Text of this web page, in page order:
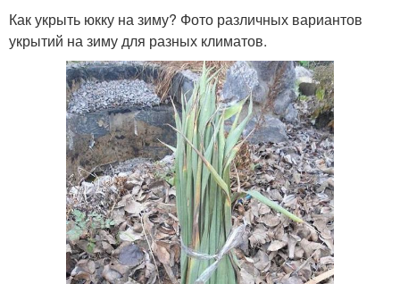
Как укрыть юкку на зиму? Фото различных вариантов
укрытий на зиму для разных климатов.